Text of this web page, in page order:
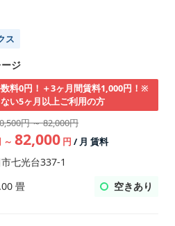
ス
ジ
料0円！＋3ヶ月間賃料1,000円！※
い5ヶ月以上ご利用の方
円 ～ 82,000円
～ 82,000 円 / 月 賃料
七光台337-1
畳 空きあり